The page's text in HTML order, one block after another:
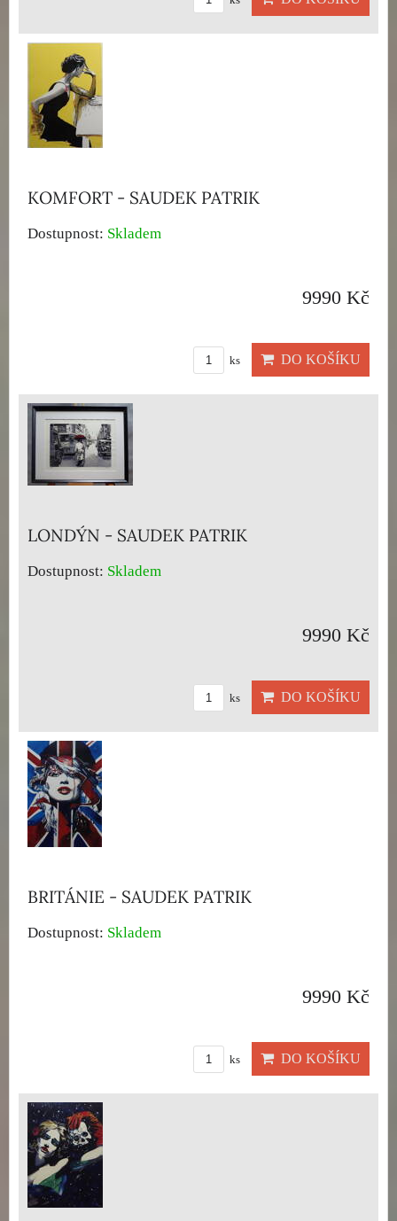
KOMFORT - SAUDEK PATRIK
Dostupnost: Skladem
9990 Kč
ks DO KOŠÍKU
LONDÝN - SAUDEK PATRIK
Dostupnost: Skladem
9990 Kč
ks DO KOŠÍKU
BRITÁNIE - SAUDEK PATRIK
Dostupnost: Skladem
9990 Kč
ks DO KOŠÍKU